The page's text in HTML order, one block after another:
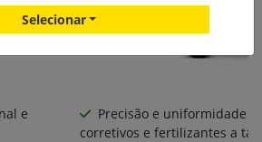
e
Precisão e uniformidade
corretivos e fertilizantes a
Selecionar